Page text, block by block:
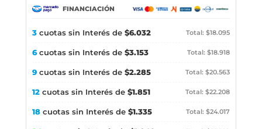
FINANCIACIÓN
3 cuotas sin Interés de $6.032 Total: $18.095
6cuotas sin Interés de $3.153 Total: $18.918
9 cuotas sin Interés de $2.285 Total: $20.563
12 cuotas sin Interés de $1.851 Total: $22.208
18 cuotas sin Interés de $1.335 Total: $24.017